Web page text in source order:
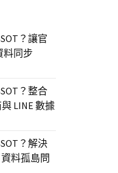
？讓官
料同步
？整合
LINE 數據
？解決
資料孤島問